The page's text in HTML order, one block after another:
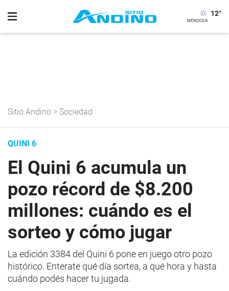
12°
Sitio Andino > Sociedad
QUINI 6
El Quini 6 acumula un
pozo récord de $8.200
millones: cuándo es el
sorteo y cómo jugar
La edición 3384 del Quini 6 pone en juego otro pozo
histórico. Enterate qué día sortea, a qué hora y hasta
cuándo podés hacer tu jugada.